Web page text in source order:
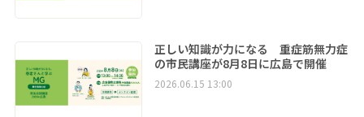
正しい知識が力になる 重症筋無力症
の市民講座が8月8日に広島で開催
2026.06.15 13:00